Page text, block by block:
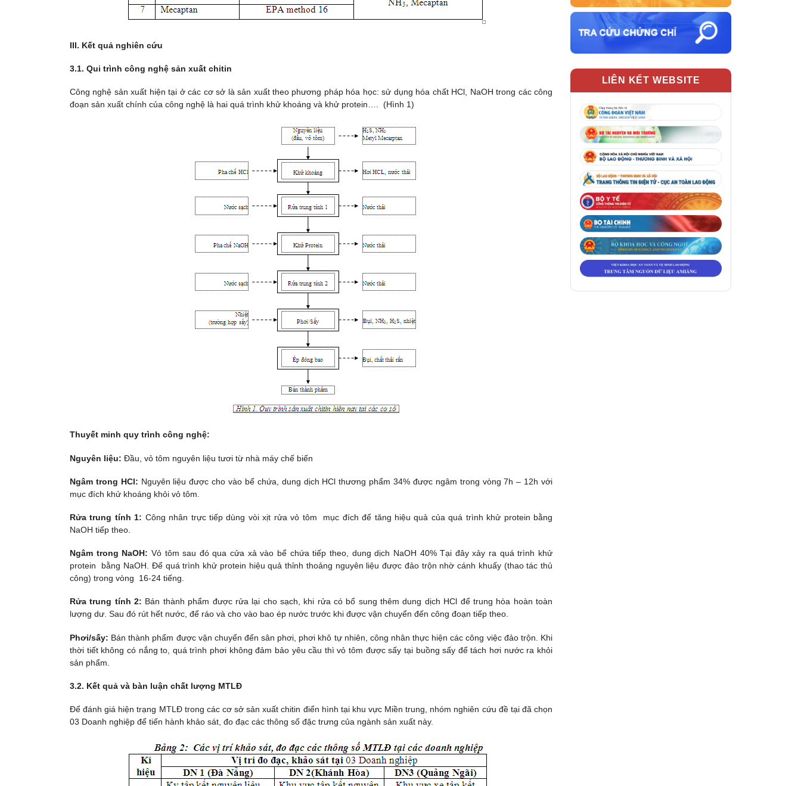
III. Kết quả nghiên cứu
3.1. Qui trình công nghệ sản xuất chitin
Công nghệ sản xuất hiện tại ở các cơ sở là sản xuất theo phương pháp hóa học: sử dụng hóa chất HCl, NaOH trong các công
đoạn sản xuất chính của công nghệ là hai quá trình khử khoáng và khử protein…. (Hình 1)
Thuyết minh quy trình công nghệ:
Nguyên liệu: Đầu, vỏ tôm nguyên liệu tươi từ nhà máy chế biến
Ngâm trong HCl: Nguyên liệu được cho vào bể chứa, dung dịch HCl thương phẩm 34% được ngâm trong vòng 7h – 12h với
mục đích khử khoáng khỏi vỏ tôm.
Rửa trung tính 1: Công nhân trực tiếp dùng vòi xịt rửa vỏ tôm mục đích để tăng hiệu quả của quá trình khử protein bằng
NaOH tiếp theo.
Ngâm trong NaOH: Vỏ tôm sau đó qua cửa xả vào bể chứa tiếp theo, dung dịch NaOH 40% Tại đây xảy ra quá trình khử
protein bằng NaOH. Để quá trình khử protein hiệu quả thỉnh thoảng nguyên liệu được đảo trộn nhờ cánh khuấy (thao tác thủ
công) trong vòng 16-24 tiếng.
Rửa trung tính 2: Bán thành phẩm được rửa lại cho sạch, khi rửa có bổ sung thêm dung dịch HCl để trung hòa hoàn toàn
lượng dư. Sau đó rút hết nước, để ráo và cho vào bao ép nước trước khi được vận chuyển đến công đoạn tiếp theo.
Phơi/sấy: Bán thành phẩm được vận chuyển đến sân phơi, phơi khô tự nhiên, công nhân thực hiện các công việc đảo trộn. Khi
thời tiết không có nắng to, quá trình phơi không đảm bảo yêu cầu thì vỏ tôm được sấy tại buồng sấy để tách hơi nước ra khỏi
sản phẩm.
3.2. Kết quả và bàn luận chất lượng MTLĐ
Để đánh giá hiện trạng MTLĐ trong các cơ sở sản xuất chitin điển hình tại khu vực Miền trung, nhóm nghiên cứu đề tại đã chọn
03 Doanh nghiệp để tiến hành khảo sát, đo đạc các thông số đặc trưng của ngành sản xuất này.
LIÊN KẾT WEBSITE